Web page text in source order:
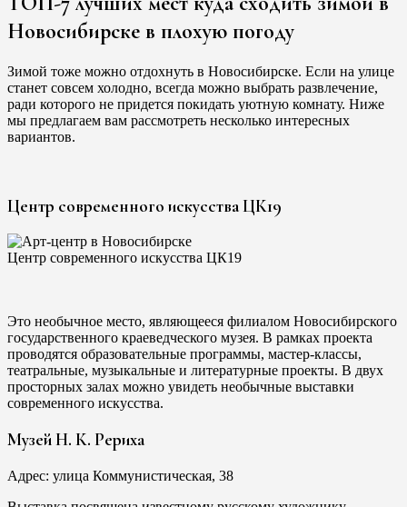
Новосибирске в плохую погоду
Зимой тоже можно отдохнуть в Новосибирске. Если на улице
станет совсем холодно, всегда можно выбрать развлечение,
ради которого не придется покидать уютную комнату. Ниже
мы предлагаем вам рассмотреть несколько интересных
вариантов.
Центр современного искусства ЦК19
Центр современного искусства ЦК19
Это необычное место, являющееся филиалом Новосибирского
государственного краеведческого музея. В рамках проекта
проводятся образовательные программы, мастер-классы,
театральные, музыкальные и литературные проекты. В двух
просторных залах можно увидеть необычные выставки
современного искусства.
Музей Н. К. Рериха
Адрес: улица Коммунистическая, 38